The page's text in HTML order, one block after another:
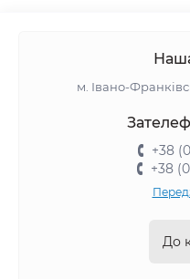
м. Івано-
+38
+38
До